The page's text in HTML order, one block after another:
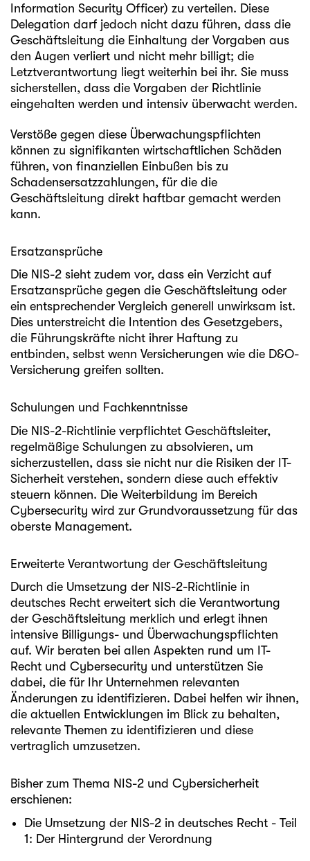
Information Security Officer) zu verteilen. Diese
Delegation darf jedoch nicht dazu führen, dass die
Geschäftsleitung die Einhaltung der Vorgaben aus
den Augen verliert und nicht mehr billigt; die
Letztverantwortung liegt weiterhin bei ihr. Sie muss
sicherstellen, dass die Vorgaben der Richtlinie
eingehalten werden und intensiv überwacht werden.
Verstöße gegen diese Überwachungspflichten
können zu signifikanten wirtschaftlichen Schäden
führen, von finanziellen Einbußen bis zu
Schadensersatzzahlungen, für die die
Geschäftsleitung direkt haftbar gemacht werden
kann.
Ersatzansprüche
Die NIS-2 sieht zudem vor, dass ein Verzicht auf
Ersatzansprüche gegen die Geschäftsleitung oder
ein entsprechender Vergleich generell unwirksam ist.
Dies unterstreicht die Intention des Gesetzgebers,
die Führungskräfte nicht ihrer Haftung zu
entbinden, selbst wenn Versicherungen wie die D&O-
Versicherung greifen sollten.
Schulungen und Fachkenntnisse
Die NIS-2-Richtlinie verpflichtet Geschäftsleiter,
regelmäßige Schulungen zu absolvieren, um
sicherzustellen, dass sie nicht nur die Risiken der IT-
Sicherheit verstehen, sondern diese auch effektiv
steuern können. Die Weiterbildung im Bereich
Cybersecurity wird zur Grundvoraussetzung für das
oberste Management.
Erweiterte Verantwortung der Geschäftsleitung
Durch die Umsetzung der NIS-2-Richtlinie in
deutsches Recht erweitert sich die Verantwortung
der Geschäftsleitung merklich und erlegt ihnen
intensive Billigungs- und Überwachungspflichten
auf. Wir beraten bei allen Aspekten rund um IT-
Recht und Cybersecurity und unterstützen Sie
dabei, die für Ihr Unternehmen relevanten
Änderungen zu identifizieren. Dabei helfen wir ihnen,
die aktuellen Entwicklungen im Blick zu behalten,
relevante Themen zu identifizieren und diese
vertraglich umzusetzen.
Bisher zum Thema NIS-2 und Cybersicherheit
erschienen:
Die Umsetzung der NIS-2 in deutsches Recht - Teil
1: Der Hintergrund der Verordnung